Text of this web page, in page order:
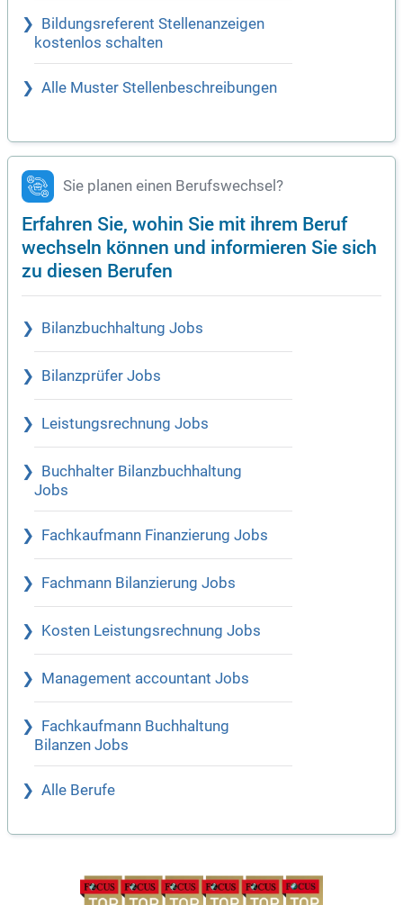
Bildungsreferent Stellenanzeigen
kostenlos schalten
Alle Muster Stellenbeschreibungen
Sie planen einen Berufswechsel?
Erfahren Sie, wohin Sie mit ihrem Beruf
wechseln können und informieren Sie sich
zu diesen Berufen
Bilanzbuchhaltung Jobs
Bilanzprüfer Jobs
Leistungsrechnung Jobs
Buchhalter Bilanzbuchhaltung
Jobs
Fachkaufmann Finanzierung Jobs
Fachmann Bilanzierung Jobs
Kosten Leistungsrechnung Jobs
Management accountant Jobs
Fachkaufmann Buchhaltung
Bilanzen Jobs
Alle Berufe